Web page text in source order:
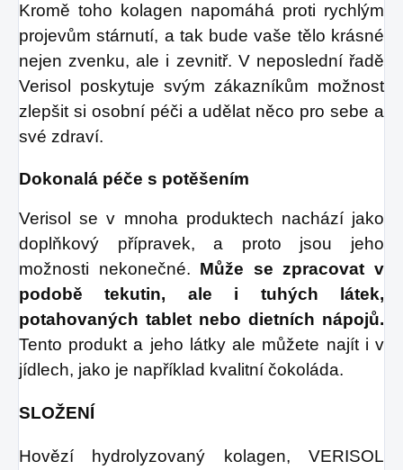
Kromě toho kolagen napomáhá proti rychlým
projevům stárnutí, a tak bude vaše tělo krásné
nejen zvenku, ale i zevnitř. V neposlední řadě
Verisol poskytuje svým zákazníkům možnost
zlepšit si osobní péči a udělat něco pro sebe a
své zdraví.
Dokonalá péče s potěšením
Verisol se v mnoha produktech nachází jako
doplňkový přípravek, a proto jsou jeho
možnosti nekonečné. Může se zpracovat v
podobě tekutin, ale i tuhých látek,
potahovaných tablet nebo dietních nápojů.
Tento produkt a jeho látky ale můžete najít i v
jídlech, jako je například kvalitní čokoláda.
SLOŽENÍ
Hovězí hydrolyzovaný kolagen, VERISOL